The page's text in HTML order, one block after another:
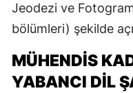
Jeodezi ve
bölümleri) şekilde
MÜHENDİS
YABANCI DİL